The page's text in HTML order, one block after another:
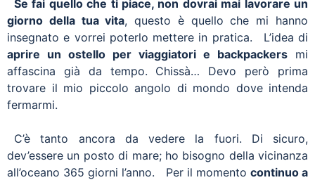
Se fai quello che ti piace, non dovrai mai lavorare un
giorno della tua vita, questo è quello che mi hanno
insegnato e vorrei poterlo mettere in pratica. L’idea di
aprire un ostello per viaggiatori e backpackers mi
affascina già da tempo. Chissà… Devo però prima
trovare il mio piccolo angolo di mondo dove intenda
fermarmi.
C’è tanto ancora da vedere la fuori. Di sicuro,
dev’essere un posto di mare; ho bisogno della vicinanza
all’oceano 365 giorni l’anno. Per il momento continuo a